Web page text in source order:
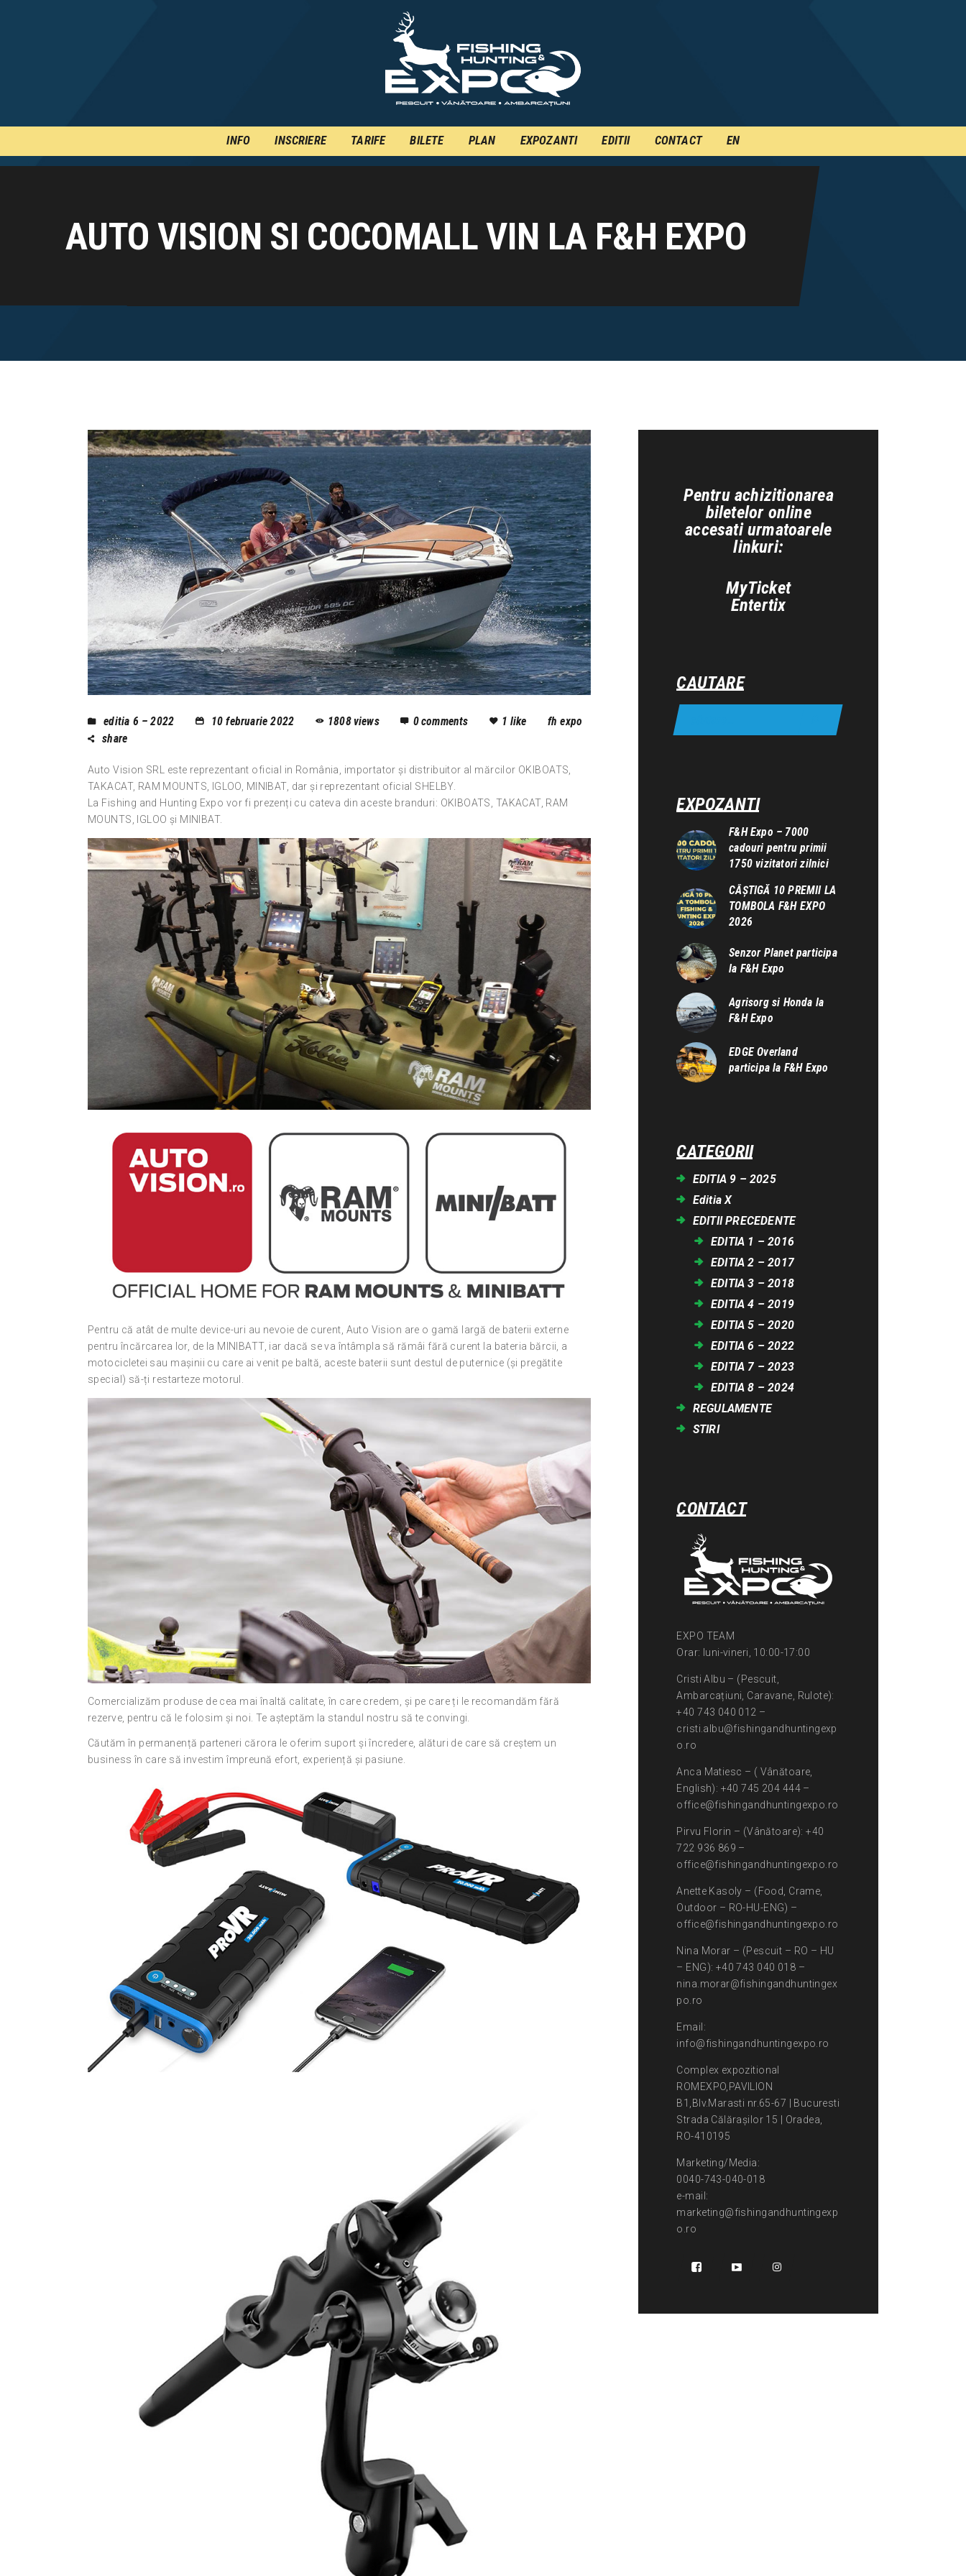
INFO INSCRIERE TARIFE BILETE PLAN EXPOZANTI EDITII CONTACT EN
AUTO VISION SI COCOMALL VIN LA F&H EXPO
INSCRIERE
TARIFE
PLAN
EXPOZANTI
CONTACT
editia 6 – 2022 10 februarie 2022 1808views 0comments 1 like
fh expo
share
Auto Vision SRL este reprezentant oficial in România, importator și distribuitor al mărcilor OKIBOATS,
TAKACAT, RAM MOUNTS, IGLOO, MINIBAT, dar și reprezentant oficial SHELBY.
La Fishing and Hunting Expo vor fi prezenți cu cateva din aceste branduri: OKIBOATS, TAKACAT, RAM
MOUNTS, IGLOO și MINIBAT.
Pentru că atât de multe device-uri au nevoie de curent, Auto Vision are o gamă largă de baterii externe
pentru încărcarea lor, de la MINIBATT, iar dacă se va întâmpla să rămâi fără curent la bateria bărcii, a
motocicletei sau mașinii cu care ai venit pe baltă, aceste baterii sunt destul de puternice (și pregătite
special) să-ți restarteze motorul.
Comercializăm produse de cea mai înaltă calitate, în care credem, și pe care ți le recomandăm fără
rezerve, pentru că le folosim și noi. Te așteptăm la standul nostru să te convingi.
Căutăm în permanență parteneri cărora le oferim suport și încredere, alături de care să creștem un
business în care să investim împreună efort, experiență și pasiune.
Pentru achizitionarea
biletelor online
accesati urmatoarele
linkuri:
MyTicket
Entertix
CAUTARE
EXPOZANTI
F&H Expo – 7000
cadouri pentru primii
1750 vizitatori zilnici
CÂȘTIGĂ 10 PREMII LA
TOMBOLA F&H EXPO
2026
Senzor Planet participa
la F&H Expo
Agrisorg si Honda la
F&H Expo
EDGE Overland
participa la F&H Expo
CATEGORII
EDITIA 9 – 2025
Editia X
EDITII PRECEDENTE
EDITIA 1 – 2016
EDITIA 2 – 2017
EDITIA 3 – 2018
EDITIA 4 – 2019
EDITIA 5 – 2020
EDITIA 6 – 2022
EDITIA 7 – 2023
EDITIA 8 – 2024
REGULAMENTE
STIRI
CONTACT
EXPO TEAM
Orar: luni-vineri, 10:00-17:00
Cristi Albu – (Pescuit,
Ambarcațiuni, Caravane, Rulote):
+40 743 040 012 –
cristi.albu@fishingandhuntingexp
o.ro
Anca Matiesc – ( Vânătoare,
English): +40 745 204 444 –
office@fishingandhuntingexpo.ro
Pirvu Florin – (Vânătoare): +40
722 936 869 –
office@fishingandhuntingexpo.ro
Anette Kasoly – (Food, Crame,
Outdoor – RO-HU-ENG) –
office@fishingandhuntingexpo.ro
Nina Morar – (Pescuit – RO – HU
– ENG): +40 743 040 018 –
nina.morar@fishingandhuntingex
po.ro
Email:
info@fishingandhuntingexpo.ro
Complex expozitional
ROMEXPO,PAVILION
B1,Blv.Marasti nr.65-67 | Bucuresti
Strada Călărașilor 15 | Oradea,
RO-410195
Marketing/Media:
0040-743-040-018
e-mail:
marketing@fishingandhuntingexp
o.ro